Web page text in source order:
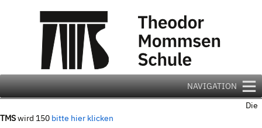
NAVIGATION
Die
TMSwird 150 bitte hier klicken